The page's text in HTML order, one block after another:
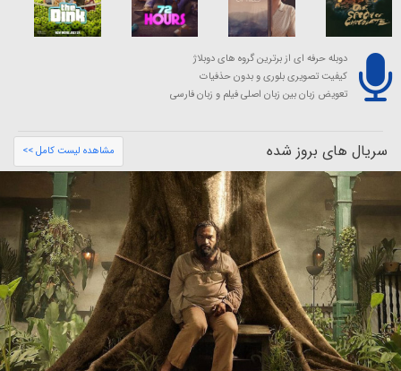
دوبله حرفه ای از برترین گروه های دوبلاژ
کیفیت تصویری بلوری و بدون حذفیات
تعویض زبان بین زبان اصلی فیلم و زبان فارسی
سریال های بروز شده مشاهده لیست کامل >>